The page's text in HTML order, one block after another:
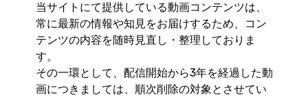
当サイトにて提供している動画コンテンツは、
常に最新の情報や知見をお届けするため、コン
テンツの内容を随時見直し・整理しておりま
す。
その一環として、配信開始から3年を経過した動
画につきましては、順次削除の対象とさせてい